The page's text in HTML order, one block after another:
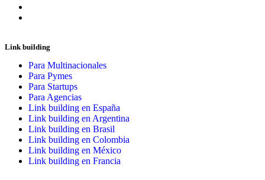
Link building
Para Multinacionales
Para Pymes
Para Startups
Para Agencias
Link building en España
Link building en Argentina
Link building en Brasil
Link building en Colombia
Link building en México
Link building en Francia